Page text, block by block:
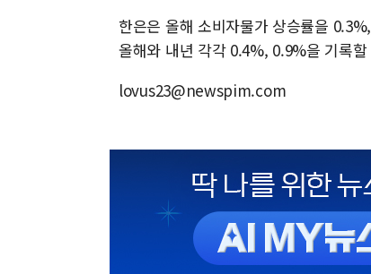
한은은 올해 소비자물가 상승률을
올해와 내년 각각 0.4%, 0.9%을 기록
lovus23@newspim.com